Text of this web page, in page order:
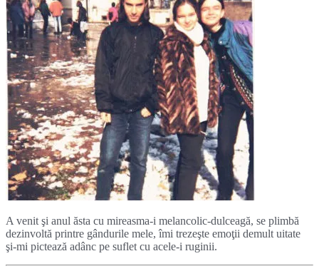
A venit şi anul ăsta cu mireasma-i melancolic-dulceagă, se plimbă
dezinvoltă printre gândurile mele, îmi trezeşte emoţii demult uitate
şi-mi pictează adânc pe suflet cu acele-i ruginii.